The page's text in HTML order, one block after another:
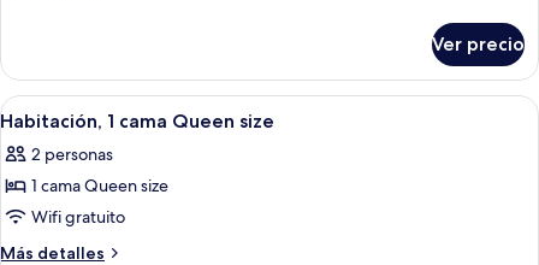
King
size
1
cama
King
Ver precio
Abrir
todas
las
fotos
de
Habitación,
Habitación de hotel con una cama
2
Habitación, 1 cama Queen size
2 personas
1 cama Queen size
Wifi gratuito
Más detalles
Más